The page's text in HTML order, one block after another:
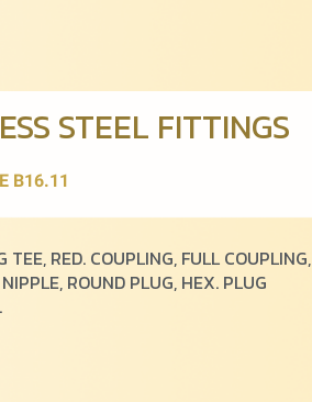
STEEL FITTINGS
B16.11
TEE, RED. COUPLING, FULL COUPLING,
ROUND PLUG, HEX. PLUG